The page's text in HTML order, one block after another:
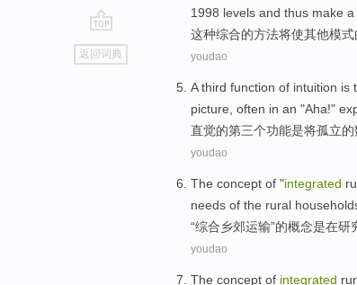
go
top
返回词典
1998 levels and thus make a
这种综合的方法将使其他模式
youdao
A third function of intuition is
picture often in an "Aha!"
直觉的第三个功能是将孤立的
youdao
The concept of "integrated
needs of the rural
“综合乡郊运输”的概念是在研
youdao
The concept of integrated